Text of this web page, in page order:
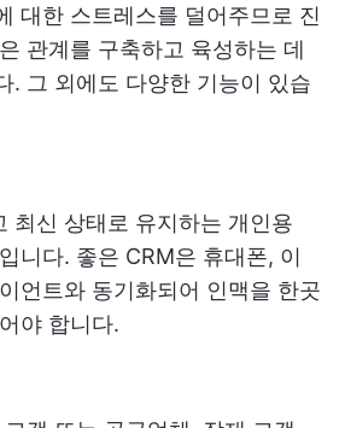
대한 스트레스를 덜어주므로 진
관계를 구축하고 육성하는 데
. 그 외에도 다양한 기능이 있습
최신 상태로 유지하는 개인용
니다. 좋은 CRM은 휴대폰, 이
언트와 동기화되어 인맥을 한곳
야 합니다.